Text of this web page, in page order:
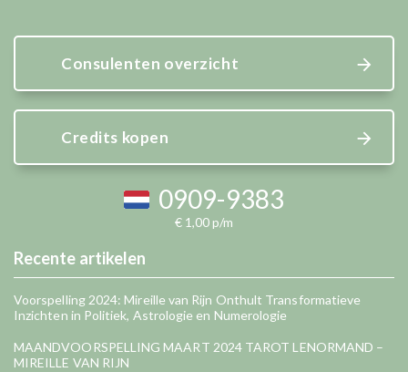
Consulenten overzicht
Credits kopen
0909-9383
€ 1,00 p/m
Recente artikelen
Voorspelling 2024: Mireille van Rijn Onthult Transformatieve
Inzichten in Politiek, Astrologie en Numerologie
MAANDVOORSPELLING MAART 2024 TAROT LENORMAND –
MIREILLE VAN RIJN